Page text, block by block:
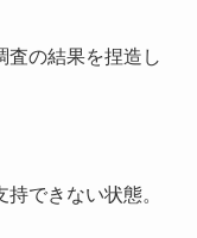
査の結果を捏造し
できない状態。